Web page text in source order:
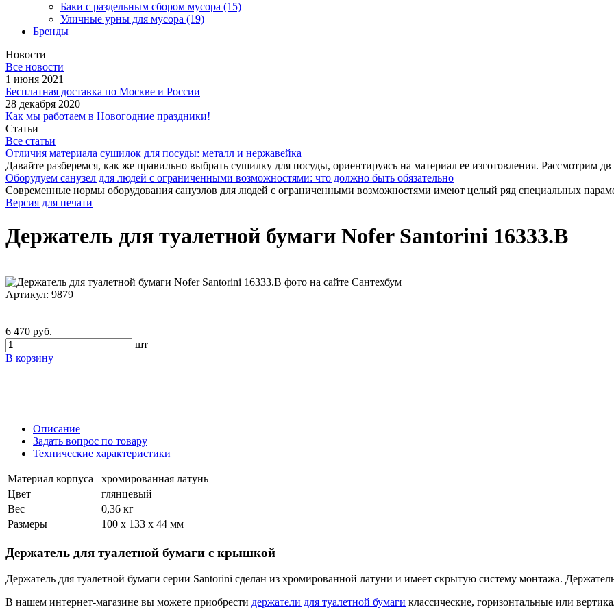
Баки с раздельным сбором мусора (15)
Уличные урны для мусора (19)
Бренды
Новости
Все новости
1 июня 2021
Бесплатная доставка по Москве и России
28 декабря 2020
Как мы работаем в Новогодние праздники!
Статьи
Все статьи
Отличия материала сушилок для посуды: металл и нержавейка
Давайте разберемся, как же правильно выбрать сушилку для посуды, ориентируясь на материал ее изготовления. Рассмотрим дв
Оборудуем санузел для людей с ограниченными возможностями: что должно быть обязательно
Современные нормы оборудования санузлов для людей с ограниченными возможностями имеют целый ряд специальных
Версия для печати
Держатель для туалетной бумаги Nofer Santorini 16333.B
Артикул: 9879
6 470 руб.
шт
В корзину
Описание
Задать вопрос по товару
Технические характеристики
Материал корпуса
хромированная латунь
Цвет
глянцевый
Вес
0,36 кг
Размеры
100 x 133 x 44 мм
Держатель для туалетной бумаги с крышкой
Держатель для туалетной бумаги серии Santorini сделан из хромированной латуни и имеет скрытую систему монтажа.
В нашем интернет-магазине вы можете приобрести держатели для туалетной бумаги классические, горизонтальные или